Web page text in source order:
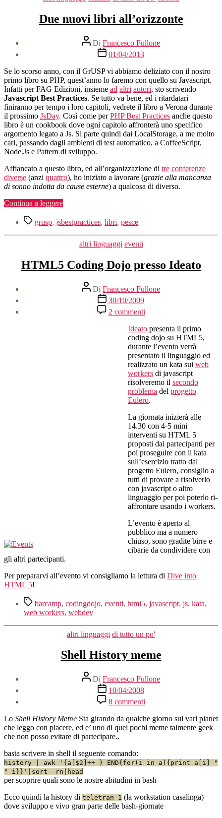
Due nuovi libri all’orizzonte
Autore
articolo
Di Francesco Fullone
Data
dell'articolo
01/04/2013
Se lo scorso anno, con il GrUSP vi abbiamo deliziato con il nostro
primo libro su PHP, quest’anno lo faremo con quello su Javascript.
Infatti per FAG Edizioni, insieme ad altri autori, sto scrivendo
Javascript Best Practices. Se tutto va bene, ed i ritardatari
finiranno per tempo i loro capitoli, vedrete il libro a Verona durante
il prossimo JsDay. Così come perPHP Best Practices anche questo
libro è un cookbook dove ogni capitolo affronterà uno specifico
argomento legato a Js. Si parte quindi dai LocalStorage, a me molto
cari, passando dagli ambienti di test automatico, a CoffeeScript,
Node.Js e Pattern di sviluppo.
Affiancato a questo libro, ed all’organizzazione di tre conferenze
diverse (anzi quattro), ho iniziato a lavorare (grazie alla mancanza
di sonno indotta da cause esterne) a qualcosa di diverso.
Continua a leggere“Due
libri
Tag grusp, jsbestpractices, libri, pesce
Categorie
altri linguaggi eventi
HTML5 Coding Dojo presso Ideato
Autore
articolo
Di Francesco Fullone
Data
dell'articolo
30/10/2009
2 commentisu
HTML5
Coding
Dojo
presso
Ideato
Ideato presenta il primo
coding dojo su HTML5,
durante l’evento verrà
presentato il linguaggio ed
realizzato un kata sui web
workers di javascript
risolveremo il secondo
problema del progetto
Eulero.
La giornata inizierà alle
14.30 con 4-5 mini
interventi su HTML 5
proposti dai partecipanti per
poi proseguire con il kata
sull’esercizio tratto dal
progetto Eulero, consiglio a
tutti di provare a risolverlo
con javascript o altro
linguaggio per poi poterlo ri-
affrontare usando i workers.
L’evento è aperto al
pubblico ma a numero
chiuso, sono gradite birre e
cibarie da condividere con
gli altri partecipanti.
Per prepararvi all’evento vi consigliamo la lettura di Dive into
HTML 5!
Tagbarcamp, codingdojo, eventi, html5, javascript, js, kata,
web workers, webdev
Categorie
altri linguaggi di tutto un po'
Shell History meme
Autore
articolo
Di Francesco Fullone
Data
dell'articolo
10/04/2008
8 commentisu
Shell
History
meme
Lo Shell History Meme Sta girando da qualche giorno sui vari planet
che leggo con piacere, ed e’ uno di quei pochi meme talmente geek
che non posso evitare di partecipare..
basta scrivere in shell il seguente comando:
history | awk '{a[$2]++ } END{for(i in a){print a[i] "
" i}}'|sort -rn|head
per scoprire quali sono le nostre abitudini in bash
Ecco quindi la history di teletran-1 (la workstation casalinga)
dove sviluppo e vivo gran parte delle bash-giornate